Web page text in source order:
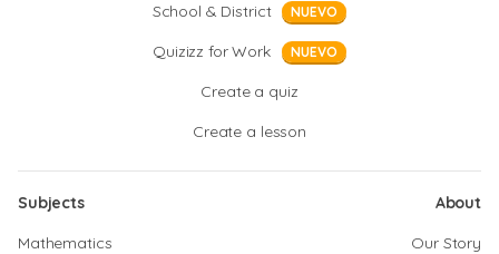
School & District
NUEVO
Quizizz for Work NUEVO
Create a quiz
Create a lesson
Subjects
Mathematics
About
Our Story